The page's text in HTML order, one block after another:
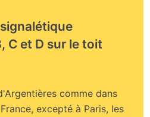
C et D sur le toit
comme dans
excepté à Paris, les